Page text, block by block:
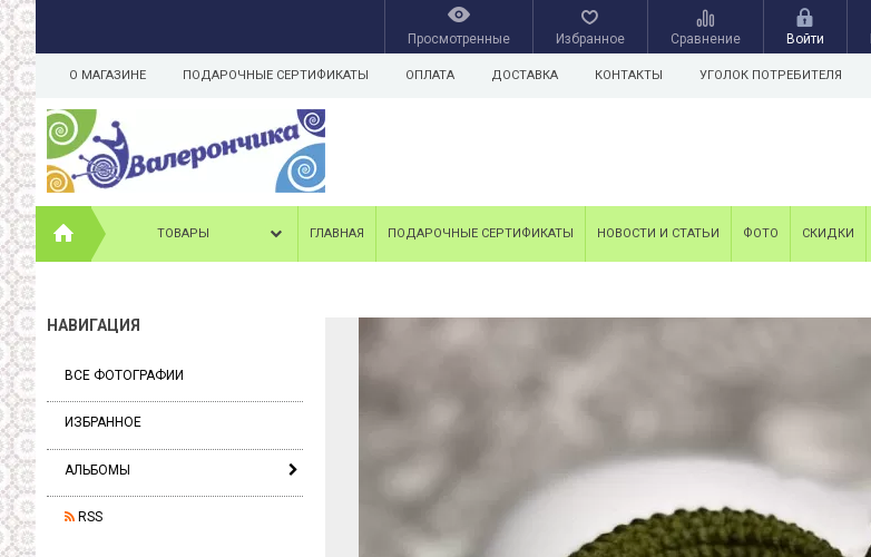
Просмотренные Избранное Сравнение Войти
О МАГАЗИНЕ ПОДАРОЧНЫЕ СЕРТИФИКАТЫ ОПЛАТА ДОСТАВКА КОНТАКТЫ УГОЛОК ПОТРЕБИТЕЛЯ
ТОВАРЫ ГЛАВНАЯ ПОДАРОЧНЫЕ СЕРТИФИКАТЫ НОВОСТИ И СТАТЬИ ФОТО СКИДКИ
НАВИГАЦИЯ
ВСЕ ФОТОГРАФИИ
ИЗБРАННОЕ
АЛЬБОМЫ
RSS